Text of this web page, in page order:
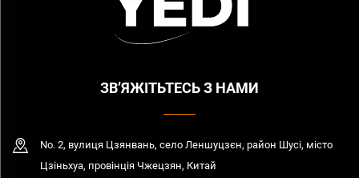
ЗВ’ЯЖІТЬТЕСЬ З НАМИ
No. 2, вулиця Цзянвань, село Леншуцзєн, район Шусі, місто
Цзіньхуа, провінція Чжецзян, Китай